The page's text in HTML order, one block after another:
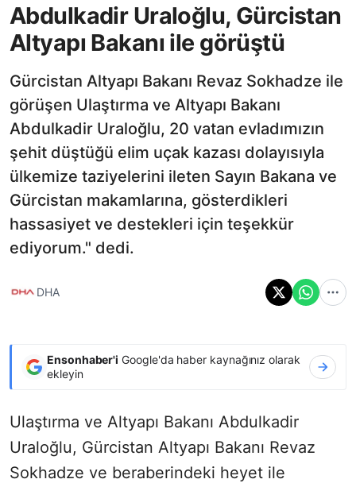
Abdulkadir Uraloğlu, Gürcistan
Altyapı Bakanı ile görüştü
Gürcistan Altyapı Bakanı Revaz Sokhadze ile
görüşen Ulaştırma ve Altyapı Bakanı
Abdulkadir Uraloğlu, 20 vatan evladımızın
şehit düştüğü elim uçak kazası dolayısıyla
ülkemize taziyelerini ileten Sayın Bakana ve
Gürcistan makamlarına, gösterdikleri
hassasiyet ve destekleri için teşekkür
ediyorum." dedi.
DHA
Ensonhaber'i Google'da haber kaynağınız olarak
ekleyin
Ulaştırma ve Altyapı Bakanı Abdulkadir
Uraloğlu, Gürcistan Altyapı Bakanı Revaz
Sokhadze ve beraberindeki heyet ile